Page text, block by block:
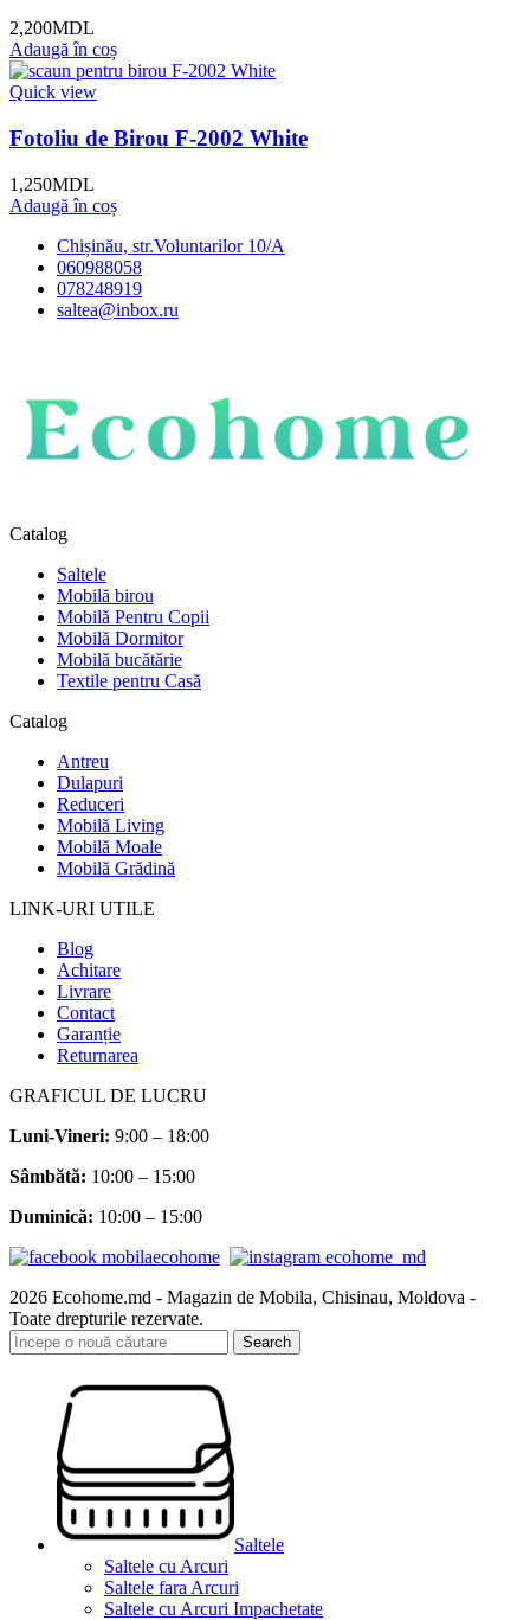
2,200MDL
Adaugă în coș
Quick view
Fotoliu de Birou F-2002 White
1,250MDL
Adaugă în coș
Chișinău, str.Voluntarilor 10/A
060988058
078248919
saltea@inbox.ru
Catalog
Saltele
Mobilă birou
Mobilă Pentru Copii
Mobilă Dormitor
Mobilă bucătărie
Textile pentru Casă
Catalog
Antreu
Dulapuri
Reduceri
Mobilă Living
Mobilă Moale
Mobilă Grădină
LINK-URI UTILE
Blog
Achitare
Livrare
Contact
Garanție
Returnarea
GRAFICUL DE LUCRU
Luni-Vineri: 9:00 – 18:00
Sâmbătă: 10:00 – 15:00
Duminică: 10:00 – 15:00
2026 Ecohome.md - Magazin de Mobila, Chisinau, Moldova -
Toate drepturile rezervate.
Search
Saltele
Saltele cu Arcuri
Saltele fara Arcuri
Saltele cu Arcuri Impachetate